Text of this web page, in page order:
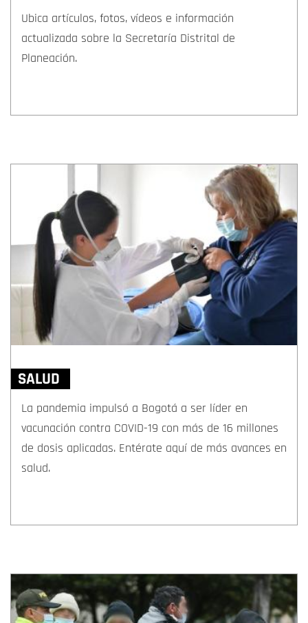
Ubica artículos, fotos, vídeos e información
actualizada sobre la Secretaría Distrital de
Planeación.
SALUD
La pandemia impulsó a Bogotá a ser líder en
vacunación contra COVID-19 con más de 16 millones
de dosis aplicadas. Entérate aquí de más avances en
salud.